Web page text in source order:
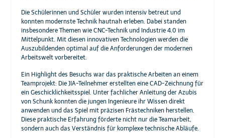
Die Schülerinnen und Schüler wurden intensiv betreut und
konnten modernste Technik hautnah erleben. Dabei standen
insbesondere Themen wie CNC-Technik und Industrie 4.0 im
Mittelpunkt. Mit diesen innovativen Technologien werden die
Auszubildenden optimal auf die Anforderungen der modernen
Arbeitswelt vorbereitet.
Ein Highlight des Besuchs war das praktische Arbeiten an einem
Teamprojekt: Die JIA-Teilnehmer erstellten eine CAD-Zeichnung für
ein Geschicklichkeitsspiel. Unter fachlicher Anleitung der Azubis
von Schunk konnten die jungen Ingenieure ihr Wissen direkt
anwenden und das Spiel mit präzisen Frästechniken herstellen.
Diese praktische Erfahrung förderte nicht nur die Teamarbeit,
sondern auch das Verständnis für komplexe technische Abläufe.